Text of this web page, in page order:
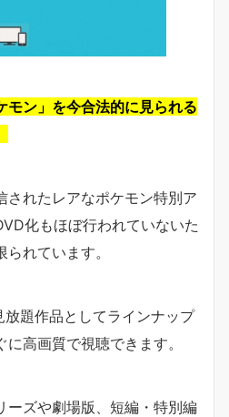
モン」を今合法的に見られる
されたレアなポケモン特別ア
化もほぼ行われていないた
れています。
題作品としてラインナップ
高画質で視聴できます。
ーズや劇場版、短編・特別編